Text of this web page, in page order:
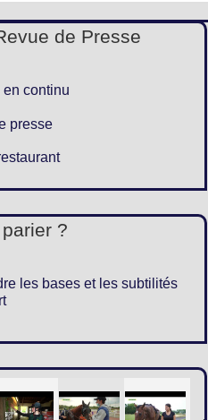
de Presse
continu
presse
?
les bases et les subtilités
: